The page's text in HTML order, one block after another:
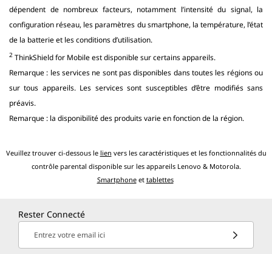
dépendent de nombreux facteurs, notamment l’intensité du signal, la
configuration réseau, les paramètres du smartphone, la température, l’état
de la batterie et les conditions d’utilisation.
2 ThinkShield for Mobile est disponible sur certains appareils.
Remarque : les services ne sont pas disponibles dans toutes les régions ou
sur tous appareils. Les services sont susceptibles d’être modifiés sans
préavis.
Remarque : la disponibilité des produits varie en fonction de la région.
Veuillez trouver ci-dessous le lien vers les caractéristiques et les fonctionnalités du
contrôle parental disponible sur les appareils Lenovo & Motorola.
Smartphoneet tablettes
Rester Connecté
Entrez votre email ici